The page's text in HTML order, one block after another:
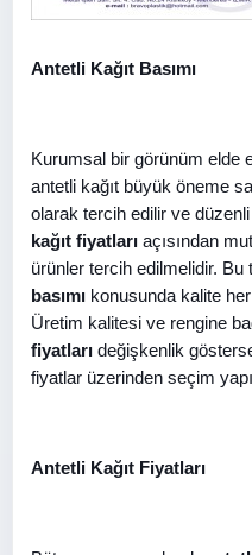
Antetli Kağıt Basımı
Kurumsal bir görünüm elde
antetli kağıt büyük öneme
olarak tercih edilir ve düzenli
kağıt fiyatları açısından
ürünler tercih edilmelidir. Bu
basımı konusunda kalite her
Üretim kalitesi ve rengine
fiyatları değişkenlik
fiyatlar üzerinden seçim
Antetli Kağıt Fiyatları